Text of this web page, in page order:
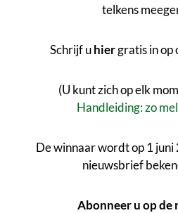
telkens
Schrijf uhiergratis in op
(U kunt zich op elk
Handleiding: zo
De winnaar wordt op 1 juni
nieuwsbrief
Abonneer u op de